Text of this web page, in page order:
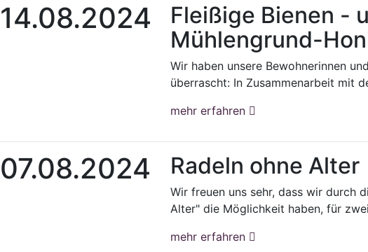
14.08.2024
Fleißige Bienen -
Mühlengrund-
Wir haben unsere Bewohnerinnen
überrascht: In Zusammenarbeit mit
mehr erfahren
07.08.2024 Radeln ohne Alter
Wir freuen uns sehr, dass wir durch
Alter" die Möglichkeit haben, für
mehr erfahren